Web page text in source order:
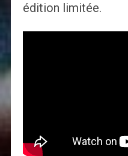
édition limitée.